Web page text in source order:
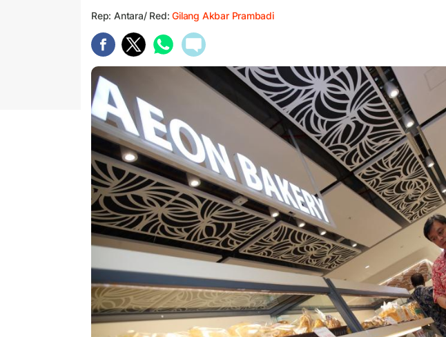
Rep: Antara/ Red:Gilang Akbar Prambadi